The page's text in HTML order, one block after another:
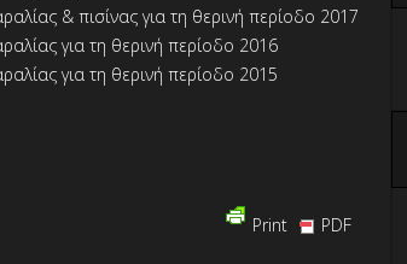
ΠΑΡΑΛΙΕΣ 2017 Klados Security
& πισίνας για τη θερινή περίοδο 2017
για τη θερινή περίοδο 2016
για τη θερινή περίοδο 2015
Print PDF